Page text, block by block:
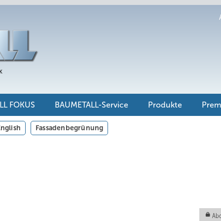
FOKUS BAUMETALL-Service Produkte
Fassadenbegrünung